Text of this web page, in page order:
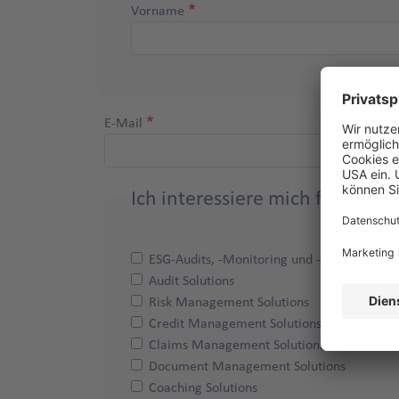
Vorname
E-Mail
Ich interessiere mich für
ESG-Audits, -Monitoring und -Reporting
Audit Solutions
Risk Management Solutions
Credit Management Solutions
Claims Management Solutions
Document Management Solutions
Coaching Solutions